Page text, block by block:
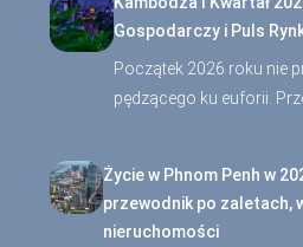
Gospodarczy i Puls
Początek 2026 roku nie
pędzącego ku euforii.
Życie w Phnom Penh w
przewodnik po zaletach,
nieruchomości